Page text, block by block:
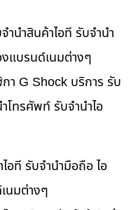
นำสินค้าไอที รับจำนำ
แบรนด์เนมต่างๆ
า G Shock บริการ รับ
โทรศัพท์ รับจำนำไอ
อที รับจำนำมือถือ ไอ
นมต่างๆ